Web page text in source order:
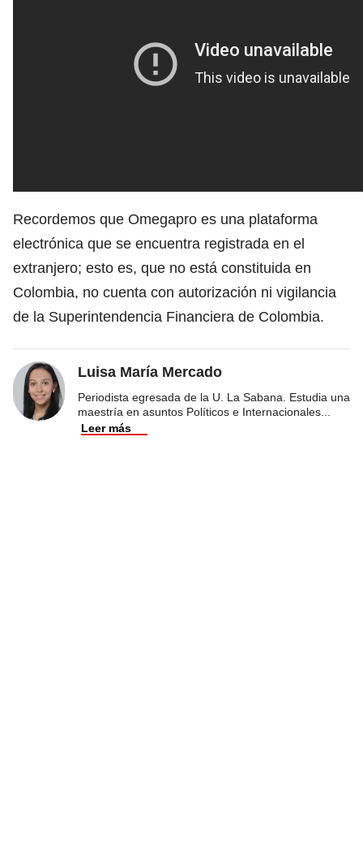
Recordemos que Omegapro es una plataforma
electrónica que se encuentra registrada en el
extranjero; esto es, que no está constituida en
Colombia, no cuenta con autorización ni vigilancia
de la Superintendencia Financiera de Colombia.
Luisa María Mercado
Periodista egresada de la U. La Sabana. Estudia una
maestría en asuntos Políticos e Internacionales
Leer más